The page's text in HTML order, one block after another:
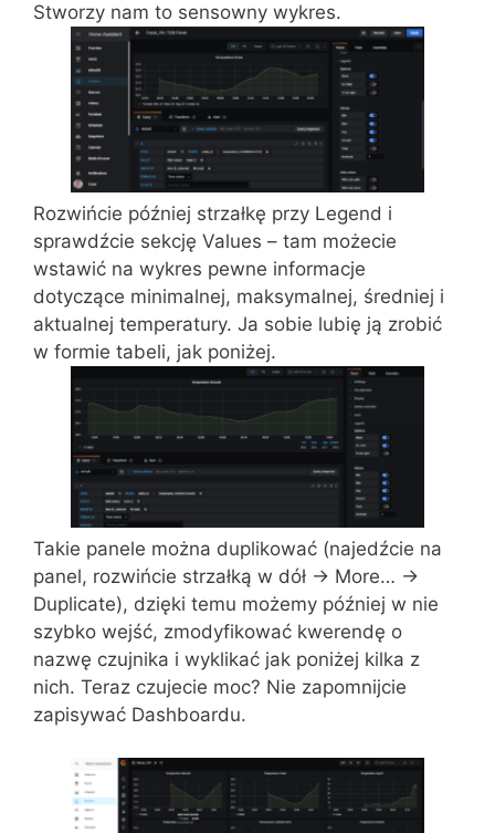
Stworzy nam to sensowny wykres.
Rozwińcie później strzałkę przy Legend i
sprawdźcie sekcję Values – tam możecie
wstawić na wykres pewne informacje
dotyczące minimalnej, maksymalnej, średniej i
aktualnej temperatury. Ja sobie lubię ją zrobić
w formie tabeli, jak poniżej.
Takie panele można duplikować (najedźcie na
panel, rozwińcie strzałką w dół -> More… ->
Duplicate), dzięki temu możemy później w nie
szybko wejść, zmodyfikować kwerendę o
nazwę czujnika i wyklikać jak poniżej kilka z
nich. Teraz czujecie moc? Nie zapomnijcie
zapisywać Dashboardu.